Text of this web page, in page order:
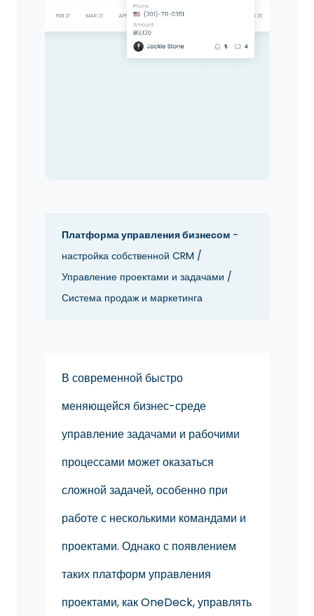
Платформа управления бизнесом -
настройка собственной CRM /
Управление проектами и задачами /
Система продаж и маркетинга
В современной быстро
меняющейся бизнес-среде
управление задачами и рабочими
процессами может оказаться
сложной задачей, особенно при
работе с несколькими командами и
проектами. Однако с появлением
таких платформ управления
проектами, как OneDeck, управлять